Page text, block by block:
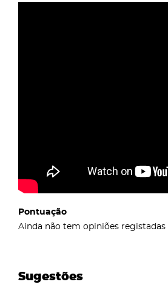
Pontuação
Ainda não tem opiniões registadas
Sugestões